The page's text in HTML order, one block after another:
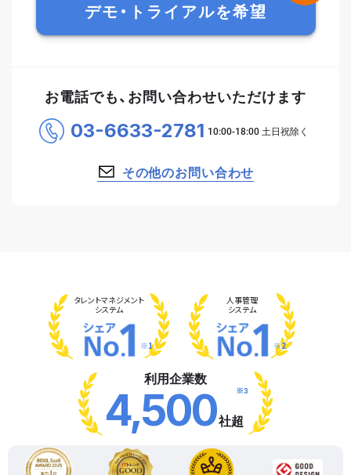
デモ・トライアルを希望
お電話でも、お問い合わせいただけます
03-6633-2781
その他のお問い合わせ
タレントマネジメント
システム
※1
人事管理
システム
※2
利用企業数
4,500社超
※3